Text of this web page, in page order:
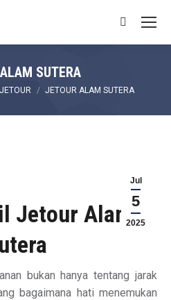
Search:
SUTERA
JETOUR ALAM SUTERA
Jul
5
2025
Jetour Alam
bukan hanya tentang jarak
bagaimana hati menemukan